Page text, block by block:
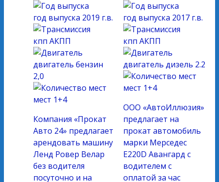
год выпуска 2019 г.в.
кпп АКПП
двигатель бензин
2,0
мест 1+4
Компания «Прокат
Авто 24» предлагает
арендовать машину
Ленд Ровер Велар
без водителя
посуточно и на
год выпуска 2017 г.в.
кпп АКПП
двигатель дизель 2.2
мест 1+4
ООО «АвтоИллюзия»
предлагает на
прокат автомобиль
марки Мерседес
E220D Авангард с
водителем с
оплатой за час